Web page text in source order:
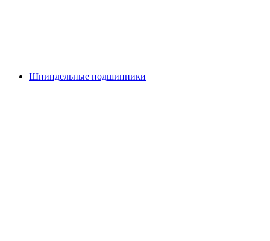
Шпиндельные подшипники